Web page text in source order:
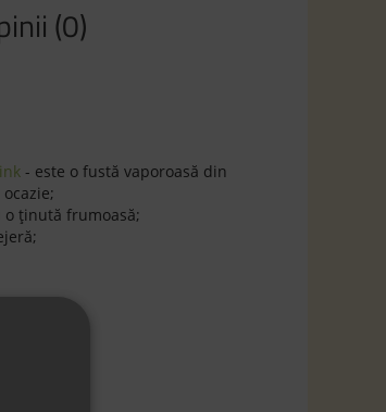
(0)
- este o fustă vaporoasă din
ţinută frumoasă;